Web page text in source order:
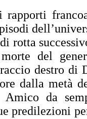
rapporti
rotta
del
destro di
dalla metà
Amico da
predilezioni